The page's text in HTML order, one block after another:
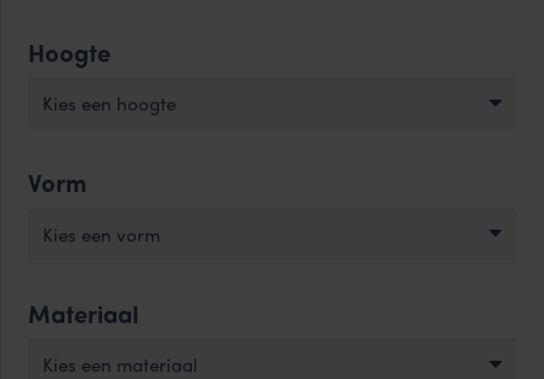
Hoogte
Kies een hoogte
Vorm
Kies een vorm
Materiaal
Kies een materiaal